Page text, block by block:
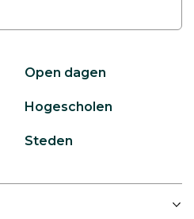
Open dagen
Hogescholen
Steden